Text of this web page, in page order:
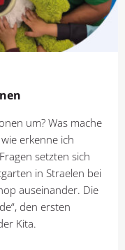
um? Was mache
erkenne ich
setzten sich
in Straelen bei
auseinander. Die
den ersten
Kita.